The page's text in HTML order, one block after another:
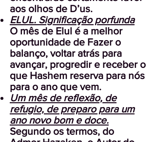
aos olhos de D’us.
ELUL. Significação porfunda
O mês de Elul é a melhor
oportunidade de Fazer o
balanço, voltar atrás para
avançar, progredir e receber o
que Hashem reserva para nós
para o ano que vem.
Um mês de reflexão, de
refugio, de preparo para um
ano novo bom e doce.
Segundo os termos, do